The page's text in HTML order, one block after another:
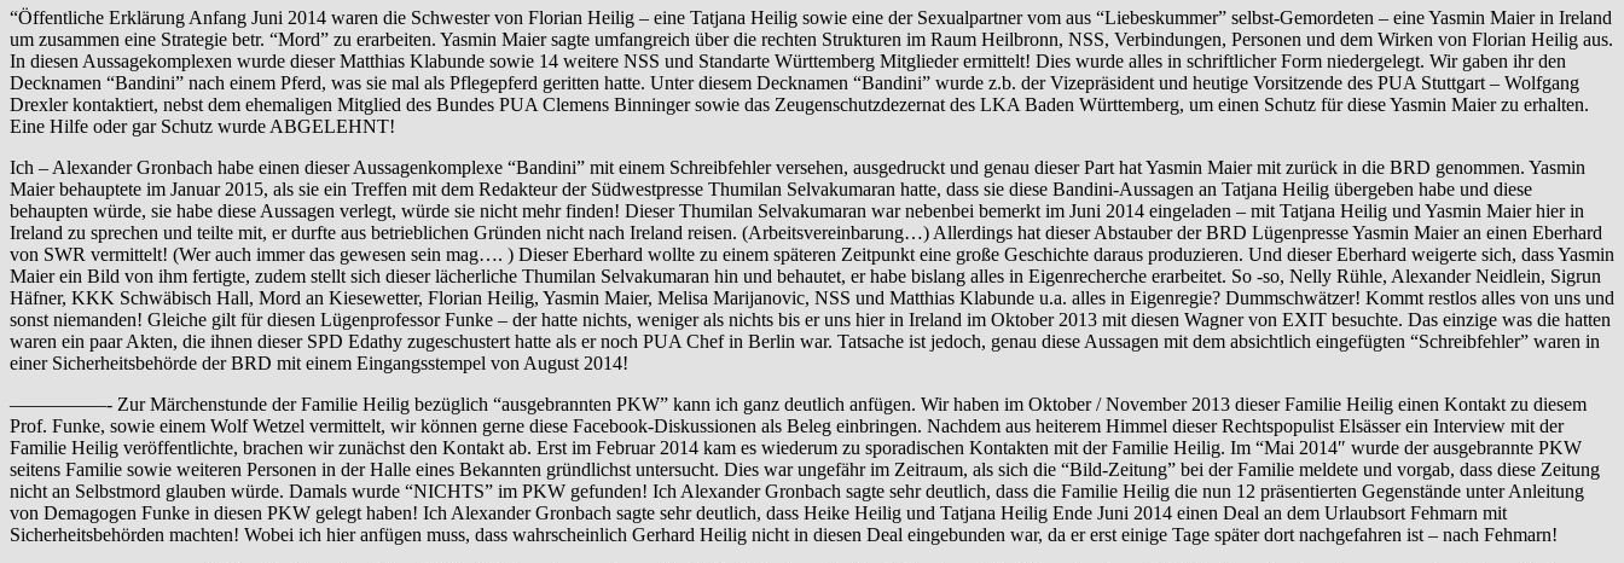
“Öffentliche Erklärung Anfang Juni 2014 waren die Schwester von Florian Heilig – eine Tatjana Heilig sowie eine der Sexualpartner vom aus “Liebeskummer” selbst-Gemordeten – eine Yasmin Maier in Ireland
um zusammen eine Strategie betr. “Mord” zu erarbeiten. Yasmin Maier sagte umfangreich über die rechten Strukturen im Raum Heilbronn, NSS, Verbindungen, Personen und dem Wirken von Florian Heilig aus.
In diesen Aussagekomplexen wurde dieser Matthias Klabunde sowie 14 weitere NSS und Standarte Württemberg Mitglieder ermittelt! Dies wurde alles in schriftlicher Form niedergelegt. Wir gaben ihr den
Decknamen “Bandini” nach einem Pferd, was sie mal als Pflegepferd geritten hatte. Unter diesem Decknamen “Bandini” wurde z.b. der Vizepräsident und heutige Vorsitzende des PUA Stuttgart – Wolfgang
Drexler kontaktiert, nebst dem ehemaligen Mitglied des Bundes PUA Clemens Binninger sowie das Zeugenschutzdezernat des LKA Baden Württemberg, um einen Schutz für diese Yasmin Maier zu erhalten.
Eine Hilfe oder gar Schutz wurde ABGELEHNT!
Ich – Alexander Gronbach habe einen dieser Aussagenkomplexe “Bandini” mit einem Schreibfehler versehen, ausgedruckt und genau dieser Part hat Yasmin Maier mit zurück in die BRD genommen. Yasmin
Maier behauptete im Januar 2015, als sie ein Treffen mit dem Redakteur der Südwestpresse Thumilan Selvakumaran hatte, dass sie diese Bandini-Aussagen an Tatjana Heilig übergeben habe und diese
behaupten würde, sie habe diese Aussagen verlegt, würde sie nicht mehr finden! Dieser Thumilan Selvakumaran war nebenbei bemerkt im Juni 2014 eingeladen – mit Tatjana Heilig und Yasmin Maier hier in
Ireland zu sprechen und teilte mit, er durfte aus betrieblichen Gründen nicht nach Ireland reisen. (Arbeitsvereinbarung…) Allerdings hat dieser Abstauber der BRD Lügenpresse Yasmin Maier an einen Eberhard
von SWR vermittelt! (Wer auch immer das gewesen sein mag…. ) Dieser Eberhard wollte zu einem späteren Zeitpunkt eine große Geschichte daraus produzieren. Und dieser Eberhard weigerte sich, dass Yasmin
Maier ein Bild von ihm fertigte, zudem stellt sich dieser lächerliche Thumilan Selvakumaran hin und behautet, er habe bislang alles in Eigenrecherche erarbeitet. So -so, Nelly Rühle, Alexander Neidlein, Sigrun
Häfner, KKK Schwäbisch Hall, Mord an Kiesewetter, Florian Heilig, Yasmin Maier, Melisa Marijanovic, NSS und Matthias Klabunde u.a. alles in Eigenregie? Dummschwätzer! Kommt restlos alles von uns und
sonst niemanden! Gleiche gilt für diesen Lügenprofessor Funke – der hatte nichts, weniger als nichts bis er uns hier in Ireland im Oktober 2013 mit diesen Wagner von EXIT besuchte. Das einzige was die hatten
waren ein paar Akten, die ihnen dieser SPD Edathy zugeschustert hatte als er noch PUA Chef in Berlin war. Tatsache ist jedoch, genau diese Aussagen mit dem absichtlich eingefügten “Schreibfehler” waren in
einer Sicherheitsbehörde der BRD mit einem Eingangsstempel von August 2014!
—————- Zur Märchenstunde der Familie Heilig bezüglich “ausgebrannten PKW” kann ich ganz deutlich anfügen. Wir haben im Oktober / November 2013 dieser Familie Heilig einen Kontakt zu diesem
Prof. Funke, sowie einem Wolf Wetzel vermittelt, wir können gerne diese Facebook-Diskussionen als Beleg einbringen. Nachdem aus heiterem Himmel dieser Rechtspopulist Elsässer ein Interview mit der
Familie Heilig veröffentlichte, brachen wir zunächst den Kontakt ab. Erst im Februar 2014 kam es wiederum zu sporadischen Kontakten mit der Familie Heilig. Im “Mai 2014″ wurde der ausgebrannte PKW
seitens Familie sowie weiteren Personen in der Halle eines Bekannten gründlichst untersucht. Dies war ungefähr im Zeitraum, als sich die “Bild-Zeitung” bei der Familie meldete und vorgab, dass diese Zeitung
nicht an Selbstmord glauben würde. Damals wurde “NICHTS” im PKW gefunden! Ich Alexander Gronbach sagte sehr deutlich, dass die Familie Heilig die nun 12 präsentierten Gegenstände unter Anleitung
von Demagogen Funke in diesen PKW gelegt haben! Ich Alexander Gronbach sagte sehr deutlich, dass Heike Heilig und Tatjana Heilig Ende Juni 2014 einen Deal an dem Urlaubsort Fehmarn mit
Sicherheitsbehörden machten! Wobei ich hier anfügen muss, dass wahrscheinlich Gerhard Heilig nicht in diesen Deal eingebunden war, da er erst einige Tage später dort nachgefahren ist – nach Fehmarn!